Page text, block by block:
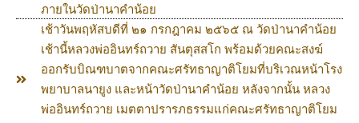
ภายในวัดป่านาคำน้อย
เช้าวันพฤหัสบดีที่ ๒๑ กรกฎาคม ๒๕๖๕ ณ วัดป่านาคำน้อย
เช้านี้หลวงพ่ออินทร์ถวาย สันตุสสโก พร้อมด้วยคณะสงฆ์
ออกรับบิณฑบาตจากคณะศรัทธาญาติโยมที่บริเวณหน้าโรง
พยาบาลนายูง และหน้าวัดป่านาคำน้อย หลังจากนั้น หลวง
พ่ออินทร์ถวาย เมตตาปรารภธรรมแก่คณะศรัทธาญาติโยม